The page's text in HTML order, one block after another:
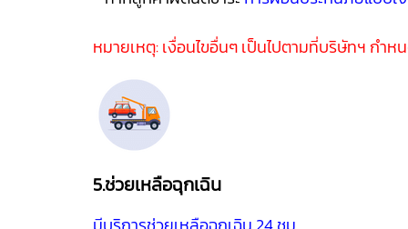
หมายเหตุ: เงื่อนไขอื่นๆ เป็นไปตามที่บริษัทฯ กำห
5.ช่วยเหลือฉุกเฉิน